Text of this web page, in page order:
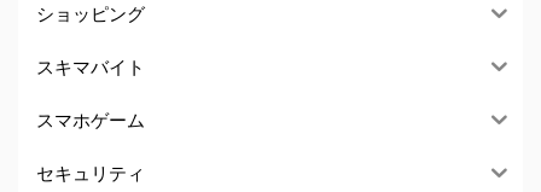
ショッピング
スキマバイト
スマホゲーム
セキュリティ